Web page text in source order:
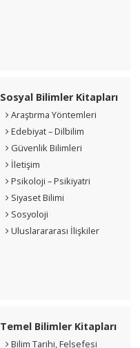
Sosyal Bilimler Kitapları
Araştırma Yöntemleri
Edebiyat – Dilbilim
Güvenlik Bilimleri
İletişim
Psikoloji – Psikiyatri
Siyaset Bilimi
Sosyoloji
Uluslarararası İlişkiler
Temel Bilimler Kitapları
Bilim Tarihi, Felsefesi